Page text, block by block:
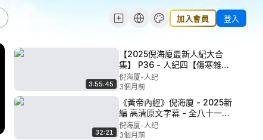
加入會員 登入
3:55:45
【2025倪海廈最新人紀大合
集】 P36 - 人紀四【傷寒雜病
論】06、梔子豉湯 陽明寶證帕
金森症案例 肝病處方 靈樞決氣
倪海厦-人纪
3個月前
32:21
《黃帝內經》倪海廈 - 2025新
編 高清原文字幕 - 全八十一集
P2 - 02·四氣調神大論
倪海厦-人纪
3個月前